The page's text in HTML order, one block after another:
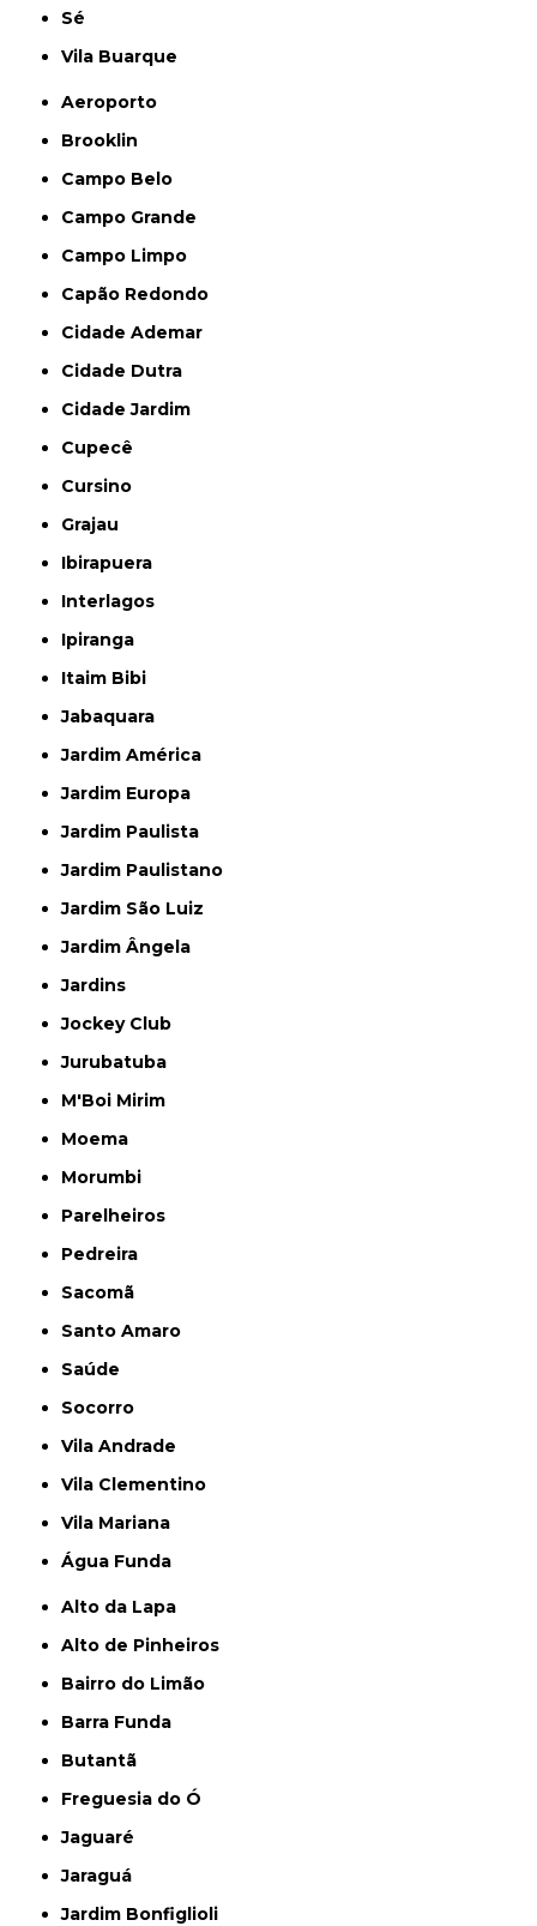
Sé
Vila Buarque
Aeroporto
Brooklin
Campo Belo
Campo Grande
Campo Limpo
Capão Redondo
Cidade Ademar
Cidade Dutra
Cidade Jardim
Cupecê
Cursino
Grajau
Ibirapuera
Interlagos
Ipiranga
Itaim Bibi
Jabaquara
Jardim América
Jardim Europa
Jardim Paulista
Jardim Paulistano
Jardim São Luiz
Jardim Ângela
Jardins
Jockey Club
Jurubatuba
M'Boi Mirim
Moema
Morumbi
Parelheiros
Pedreira
Sacomã
Santo Amaro
Saúde
Socorro
Vila Andrade
Vila Clementino
Vila Mariana
Água Funda
Alto da Lapa
Alto de Pinheiros
Bairro do Limão
Barra Funda
Butantã
Freguesia do Ó
Jaguaré
Jaraguá
Jardim Bonfiglioli